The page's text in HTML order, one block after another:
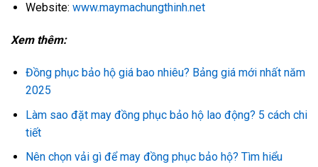
Website: www.maymachungthinh.net
Xem thêm:
Đồng phục bảo hộ giá bao nhiêu? Bảng giá mới nhất năm
2025
Làm sao đặt may đồng phục bảo hộ lao động? 5 cách chi
tiết
Nên chọn vải gì để may đồng phục bảo hộ? Tìm hiểu